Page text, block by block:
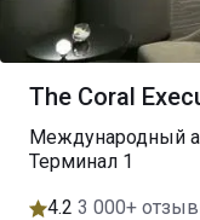
The Coral
Международный
Терминал 1
4.2 3 000+